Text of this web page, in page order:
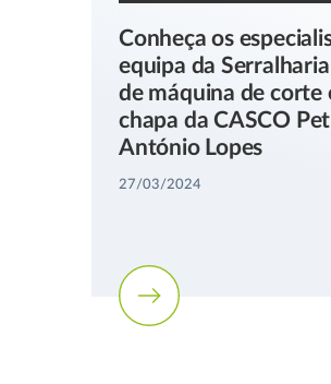
Conheça os
equipa da
de máquina de corte
chapa da CASCO
António Lopes
27/03/2024